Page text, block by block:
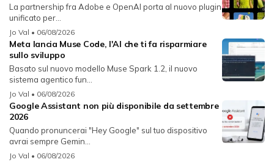
La partnership fra Adobe e OpenAI porta al nuovo plugin
unificato per...
Jo Val • 06/08/2026
Meta lancia Muse Code, l'AI che ti fa risparmiare
sullo sviluppo
Basato sul nuovo modello Muse Spark 1.2, il nuovo
sistema agentico fun...
Jo Val • 06/08/2026
Google Assistant non più disponibile da settembre
2026
Quando pronuncerai "Hey Google" sul tuo dispositivo
avrai sempre Gemin...
Jo Val • 06/08/2026